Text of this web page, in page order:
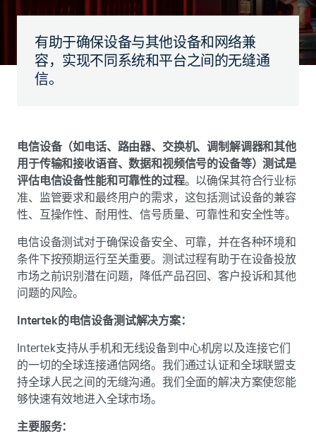
有助于确保设备与其他设备和网络兼
容，实现不同系统和平台之间的无缝通
信。
电信设备（如电话、路由器、交换机、调制解调器和其他
用于传输和接收语音、数据和视频信号的设备等）测试是
评估电信设备性能和可靠性的过程。以确保其符合行业标
准、监管要求和最终用户的需求，这包括测试设备的兼容
性、互操作性、耐用性、信号质量、可靠性和安全性等。
电信设备测试对于确保设备安全、可靠，并在各种环境和
条件下按预期运行至关重要。测试过程有助于在设备投放
市场之前识别潜在问题，降低产品召回、客户投诉和其他
问题的风险。
Intertek的电信设备测试解决方案：
Intertek支持从手机和无线设备到中心机房以及连接它们
的一切的全球连接通信网络。我们通过认证和全球联盟支
持全球人民之间的无缝沟通。我们全面的解决方案使您能
够快速有效地进入全球市场。
主要服务：